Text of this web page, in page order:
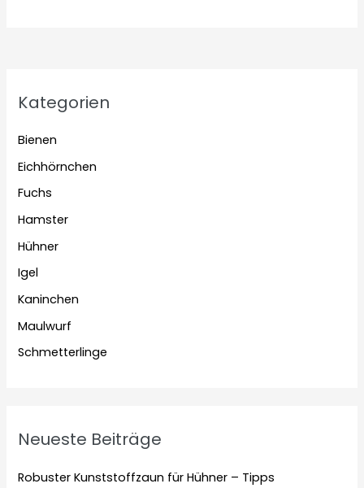
Kategorien
Bienen
Eichhörnchen
Fuchs
Hamster
Hühner
Igel
Kaninchen
Maulwurf
Schmetterlinge
Neueste Beiträge
Robuster Kunststoffzaun für Hühner – Tipps